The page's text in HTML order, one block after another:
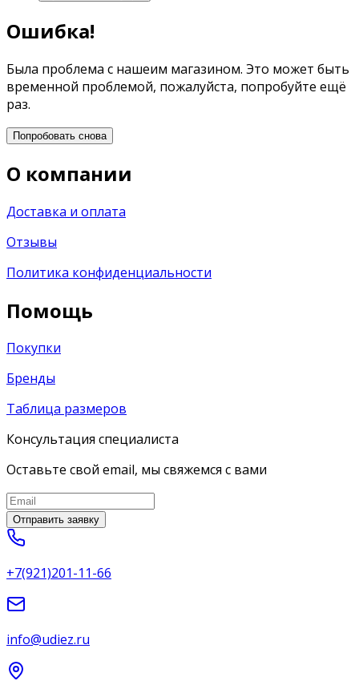
Ошибка!
Была проблема с нашеим магазином. Это может быть
временной проблемой, пожалуйста, попробуйте ещё
раз.
Попробовать снова
О компании
Доставка и оплата
Отзывы
Политика конфиденциальности
Помощь
Покупки
Бренды
Таблица размеров
Консультация специалиста
Оставьте свой email, мы свяжемся с вами
Отправить заявку
+7(921)201-11-66
info@udiez.ru